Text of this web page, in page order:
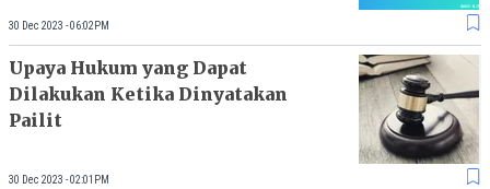
30 Dec 2023 - 06:02PM
Upaya Hukum yang Dapat
Dilakukan Ketika Dinyatakan
Pailit
30 Dec 2023 - 02:01PM